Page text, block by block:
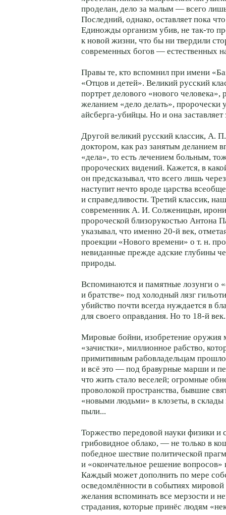
проделан, дело за малым — всего
Последний, однако, оставляет пока
Единожды организм убив, не так-то
к новой жизни, что бы ни твердили
современных богов — естественных
Правы те, кто вспомнил при имени
«Отцов и детей». Великий русский
портрет делового «нового человека»,
желанием «дело делать», пророчески
айсберга-убийцы. Но и она заставляет
Другой великий русский классик, А.
доктором, как раз занятым деланием
«дела», то есть лечением больным,
пророческих видений. Кажется, в
он предсказывал, что всего лишь
наступит нечто вроде царства
и справедливости. Третий классик,
современник А. И. Солженицын,
пророческой близорукостью Антона
указывал, что именно 20-й век,
проекции «Нового времени» о т. н.
невиданные прежде адские глубины
природы.
Вспоминаются и памятные лозунги о
и братстве» под холодный лязг
убийство почти всегда нуждается в
для своего оправдания. Но то 18-й
Мировые бойни, изобретение оружия
«зачистки», миллионное рабство,
примитивным рабовладельцам
и всё это — под бравурные марши и
что жить стало веселей; огромные
проволокой пространства, бывшие
«новыми людьми» в клозеты, в склады
пыли...
Торжество передовой науки физики и
грибовидное облако, — не только в
победное шествие политической
и «окончательное решение вопросов»
Каждый может дополнить по мере
осведомлённости в событиях мировой
желания вспоминать все мерзости и
страдания, которые принёс людям